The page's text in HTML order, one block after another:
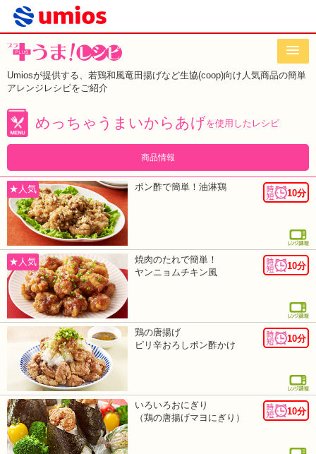
Umiosが提供する、若鶏和風竜田揚げなど生協(coop)向け人気商品の簡単
アレンジレシピをご紹介
めっちゃうまいからあげを使用したレシピ
商品情報
★人気 10分
ポン酢で簡単！油淋鶏
★人気 10分
焼肉のたれで簡単！
ヤンニョムチキン風
10分
鶏の唐揚げ
ピリ辛おろしポン酢かけ
10分
いろいろおにぎり
（鶏の唐揚げマヨにぎり）